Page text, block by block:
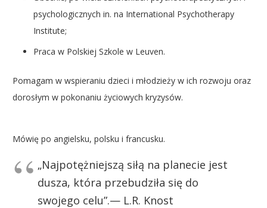
psychologicznych in. na International Psychotherapy
Institute;
Praca w Polskiej Szkole w Leuven.
Pomagam w wspieraniu dzieci i młodzieży w ich rozwoju oraz
dorosłym w pokonaniu życiowych kryzysów.
Mówię po angielsku, polsku i francusku.
„Najpotężniejszą siłą na planecie jest
dusza, która przebudziła się do
swojego celu”.— L.R. Knost